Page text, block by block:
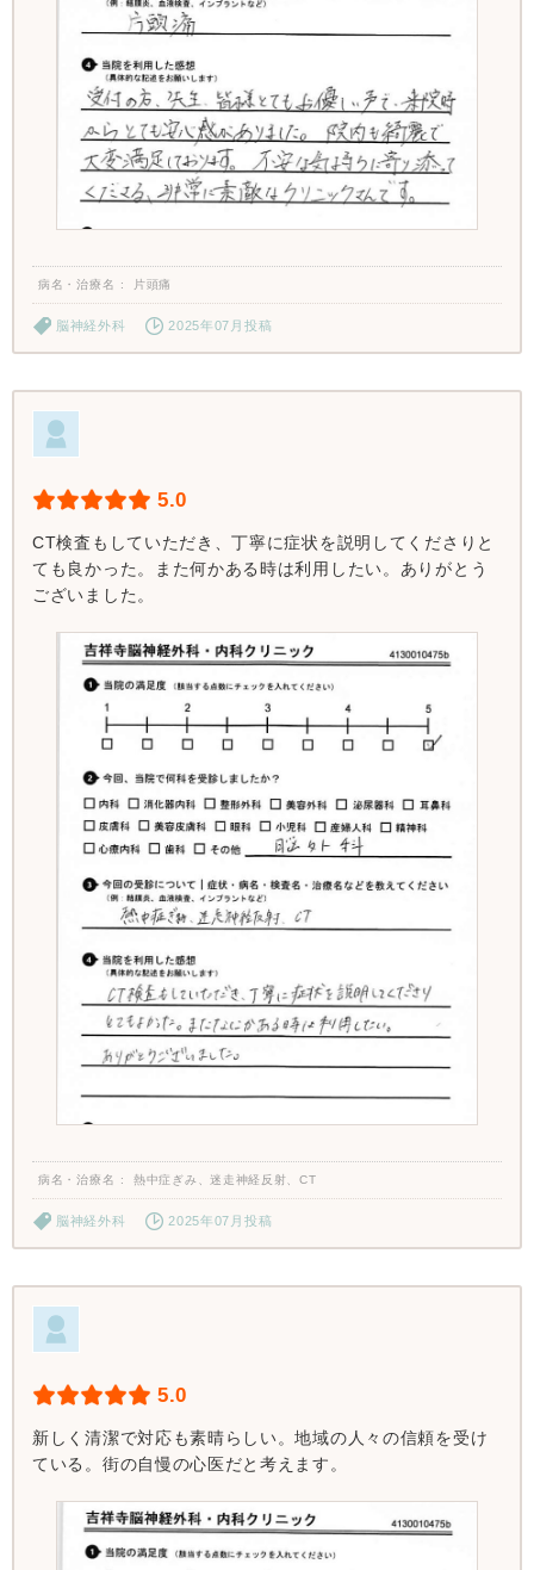
病名・治療名 片頭痛
脳神経外科 2025年07月投稿
5.0
CT検査もしていただき、丁寧に症状を説明してくださりと
ても良かった。また何かある時は利用したい。ありがとう
ございました。
病名・治療名 熱中症ぎみ、迷走神経反射、CT
脳神経外科 2025年07月投稿
5.0
新しく清潔で対応も素晴らしい。地域の人々の信頼を受け
ている。街の自慢の心医だと考えます。